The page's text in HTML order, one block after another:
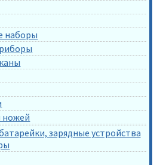
наборы
ножей
зарядные устройства